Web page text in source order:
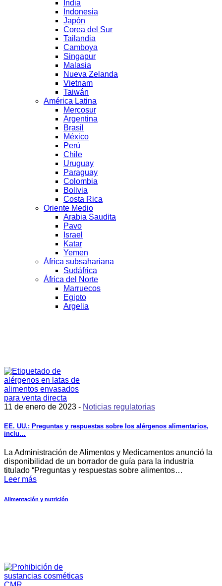
India
Indonesia
Japón
Corea del Sur
Tailandia
Camboya
Singapur
Malasia
Nueva Zelanda
Vietnam
Taiwán
América Latina
Mercosur
Argentina
Brasil
México
Perú
Chile
Uruguay
Paraguay
Colombia
Bolivia
Costa Rica
Oriente Medio
Arabia Saudita
Pavo
Israel
Katar
Yemen
África subsahariana
Sudáfrica
África del Norte
Marruecos
Egipto
Argelia
11 de enero de 2023 - Noticias regulatorias
EE. UU.: Preguntas y respuestas sobre los alérgenos alimentarios,
inclu…
La Administración de Alimentos y Medicamentos anunció la
disponibilidad de un borrador de guía para la industria
titulado “Preguntas y respuestas sobre alimentos…
Leer más
Alimentación y nutrición